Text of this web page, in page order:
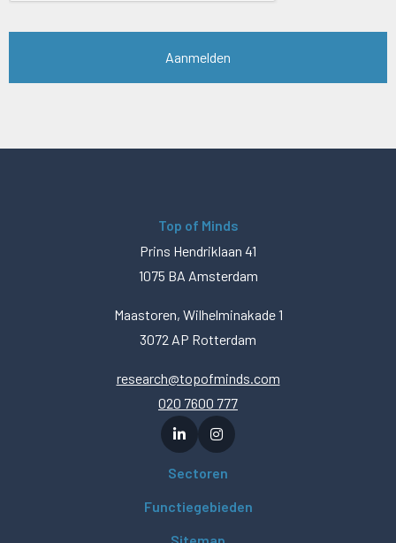
Top of Minds
Prins Hendriklaan 41
1075 BA Amsterdam
Maastoren, Wilhelminakade 1
3072 AP Rotterdam
research@topofminds.com
020 7600 777
Sectoren
Functiegebieden